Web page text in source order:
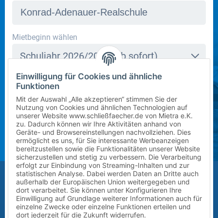
In dieser Schule stehen derzeit leider keine Schließfächer
zur Verfügung. Bitte kontaktieren Sie uns per E-Mail
aninfo@mietra.de.
Mietbeginn wählen
Schuljahr 2026/2027 (ab sofort)
Klasse wählen
Bitte wählen Sie die korrekte Klassenstufe im
kommenden Schuljahr.
5
Zusatz (Klasse a, b, c) wählen
?
Größe des Kindes (Erreichbarkeit des Schließfachs)
Bitte auswählen
Vor-/Nachname des Kindes
Einwilligung für Cookies und ähnliche
Funktionen
Mit der Auswahl „Alle akzeptieren“ stimmen Sie der
Nutzung von Cookies und ähnlichen Technologien auf
unserer Website www.schließfaecher.de von Mietra e.K.
zu. Dadurch können wir Ihre Aktivitäten anhand von
Geräte- und Browsereinstellungen nachvollziehen. Dies
ermöglicht es uns, für Sie interessante Werbeanzeigen
bereitzustellen sowie die Funktionalitäten unserer Website
sicherzustellen und stetig zu verbessern. Die Verarbeitung
erfolgt zur Einbindung von Streaming-Inhalten und zur
statistischen Analyse. Dabei werden Daten an Dritte auch
außerhalb der Europäischen Union weitergegeben und
dort verarbeitet. Sie können unter Konfigurieren Ihre
Einwilligung auf Grundlage weiterer Informationen auch für
einzelne Zwecke oder einzelne Funktionen erteilen und
dort jederzeit für die Zukunft widerrufen.